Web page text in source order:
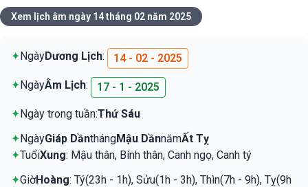
Xem lịch âm ngày 14 tháng 02 năm 2025
✦NgàyDương Lịch: 14 - 02 - 2025
✦NgàyÂm Lịch: 17 - 1 - 2025
✦Ngày trong tuần:Thứ Sáu
✦NgàyGiáp DầnthángMậu DầnnămẤt Tỵ
✦TuổiXung: Mậu thân, Bính thân, Canh ngọ, Canh tý
✦GiờHoàng: Tý(23h - 1h), Sửu(1h - 3h), Thìn(7h - 9h), Tỵ(9h